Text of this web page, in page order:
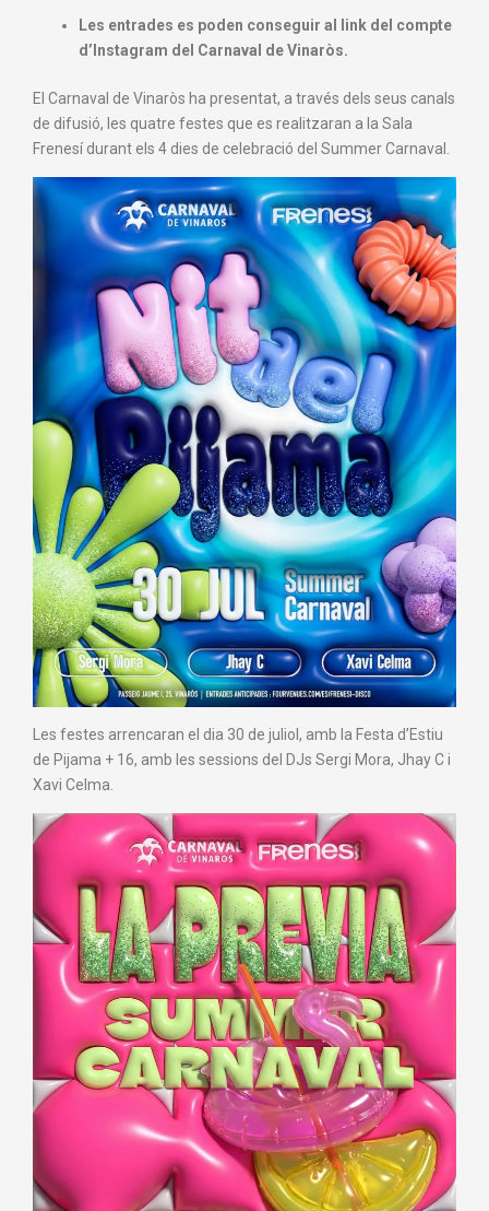
Les entrades es poden conseguir al link del compte
d’Instagram del Carnaval de Vinaròs.
El Carnaval de Vinaròs ha presentat, a través dels seus canals
de difusió, les quatre festes que es realitzaran a la Sala
Frenesí durant els 4 dies de celebració del Summer Carnaval.
Les festes arrencaran el dia 30 de juliol, amb la Festa d’Estiu
de Pijama + 16, amb les sessions del DJs Sergi Mora, Jhay C i
Xavi Celma.